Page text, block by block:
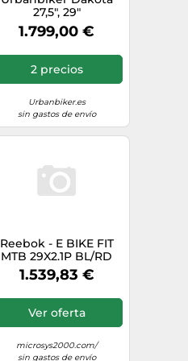
27,5", 29"
1.799,00 €
2 precios
Urbanbiker.es
sin gastos de envío
Reebok - E BIKE FIT
MTB 29X2.1P BL/RD
SIZE L
1.539,83 €
Ver oferta
microsys2000.com/
sin gastos de envío